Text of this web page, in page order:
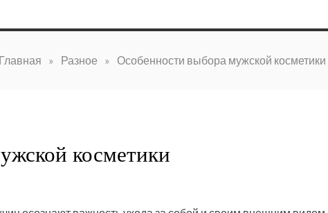
Главная » Разное » Особенности выбора мужской косметики
косметики